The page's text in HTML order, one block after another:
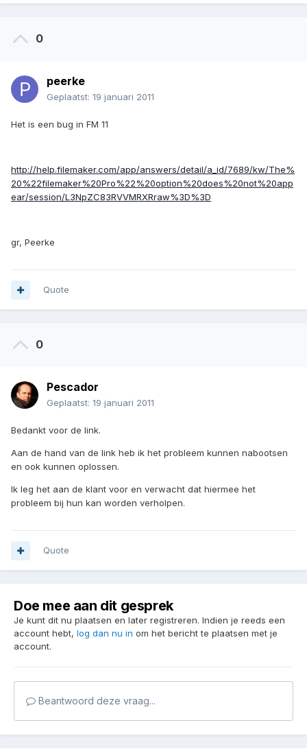
0
peerke
Geplaatst: 19 januari 2011
Het is een bug in FM 11
http://help.filemaker.com/app/answers/detail/a_id/7689/kw/The%
20%22filemaker%20Pro%22%20option%20does%20not%20app
ear/session/L3NpZC83RVVMRXRraw%3D%3D
gr, Peerke
Quote
0
Pescador
Geplaatst: 19 januari 2011
Bedankt voor de link.
Aan de hand van de link heb ik het probleem kunnen nabootsen
en ook kunnen oplossen.
Ik leg het aan de klant voor en verwacht dat hiermee het
probleem bij hun kan worden verholpen.
Quote
Doe mee aan dit gesprek
Je kunt dit nu plaatsen en later registreren. Indien je reeds een
account hebt, log dan nu in om het bericht te plaatsen met je
account.
Beantwoord deze vraag...